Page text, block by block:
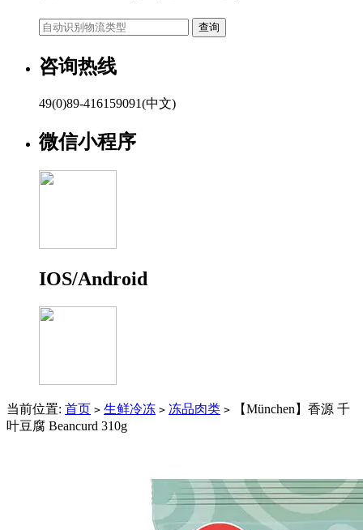
咨询热线
49(0)89-416159091(中文)
微信小程序
IOS/Android
当前位置: 首页 > 生鲜冷冻 > 冻品肉类 > 【München】香源 千
叶豆腐 Beancurd 310g